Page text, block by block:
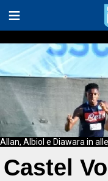
Allan, Albiol e Diawara in
Castel